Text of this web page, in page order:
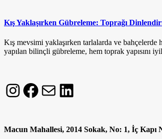
Kış Yaklaşırken Gübreleme: Toprağı
Kış mevsimi yaklaşırken tarlalarda ve
yapılan bilinçli gübreleme, hem toprak yapısını
Instagram
Facebook
E-postaLinkedIn
Macun Mahallesi, 2014 Sokak, No: 1, İç